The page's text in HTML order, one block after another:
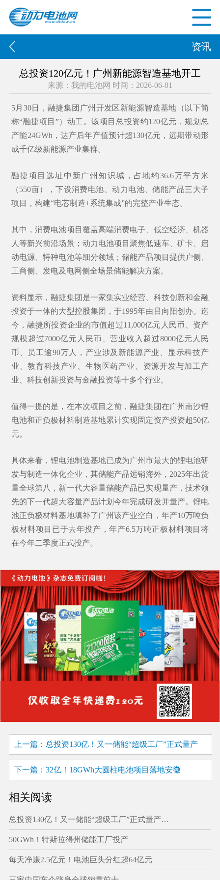
资讯
总投资120亿元！广州新能源智造基地开工
来源：我的电池网 时间：2026-06-01
5月30日，融捷集团 广州开发区新能源智造基地（以下简
称“融捷项目”）动工。该项目总投资约120亿元，规划总
产能24GWh，达产后年产值预计超130亿元，远期带动形
成千亿级新能源产业集群。
融捷项目选址 中新广州知识城 ，占地约36.6万平方米
（550亩），下设消费电池、动力电池、储能产品三大子
项目，构建“电芯制造+系统集成”的完整产业生态。
其中，消费电池项目覆盖高端消费电子、 低空经济、机器
人等新兴前沿场景；动力电池项目聚焦低速车、矿卡、启
动电源、特种电池等细分领域；储能产品项目提供户侧、
工商侧、发电及电网侧全场景储能解决方案。
资料显示，融捷集团是一家集实业经营、科技创新和金融
投资于一体的大型控股集团，于1995年由 吕向阳创办。迄
今，融捷所投资企业的市值超过11,000亿元人民币、资产
规模超过7000亿元人民币、营业收入超过8000亿元人民
币、员工逾90万人，产业涉及新能源产业、显示科技产
业、教育科技产业、生物医药产业、资源开发与加工产
业、科技创新投资与金融投资等十多个行业。
值得一提的是，在本次项目之前，融捷集团在广州南沙锂
电池和正负极材料制造基地累计实现固定资产投资超50亿
元。
具体来看，锂电池制造基地已成为广州市最大的锂电池研
发与制造一体化企业，其储能产品远销海外，2025年出货
量全球第八，新一代大容量储能产品已实现量产，技术领
先的下一代超大容量产品计划今年完成研发并量产。锂电
池正负极材料基地填补了广州该产业空白，年产10万吨负
极材料项目已于去年投产，年产6.5万吨正极材料项目将
在今年二季度正式投产。
上一篇：总投资130亿！又一储能“超级工厂”正式量产
下一篇：32亿！18GWh大圆柱电池项目落地安徽
相关阅读
总投资130亿！又一储能“超级工厂”正式量产…
50GWh！特斯拉得州储能工厂投产
每天净赚2.5亿元！电池巨头分红超64亿元